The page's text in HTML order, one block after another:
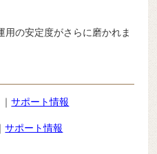
の安定度がさらに磨かれま
サポート情報
サポート情報